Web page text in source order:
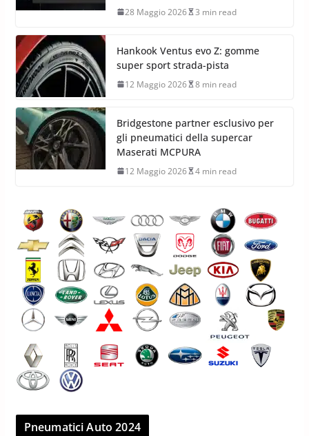
28 Maggio 2026 3 min read
Hankook Ventus evo Z: gomme
super sport strada-pista
12 Maggio 2026 8 min read
Bridgestone partner esclusivo per
gli pneumatici della supercar
Maserati MCPURA
12 Maggio 2026 4 min read
Pneumatici Auto 2024